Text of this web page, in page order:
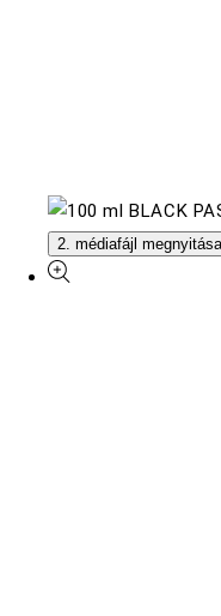
2. médiafájl